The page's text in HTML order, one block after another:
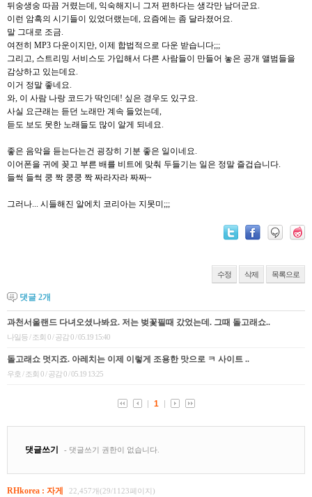
뒤숭생숭 따끔 거렸는데, 익숙해지니 그저 편하다는 생각만 남더군요.
이런 암흑의 시기들이 있었더랬는데, 요즘에는 좀 달라졌어요.
말 그대로 조금.
여전히 MP3 다운이지만, 이제 합법적으로 다운 받습니다;;;
그리고, 스트리밍 서비스도 가입해서 다른 사람들이 만들어 놓은 공개 앨범들을
감상하고 있는데요.
이거 정말 좋네요.
와, 이 사람 나랑 코드가 딱인데! 싶은 경우도 있구요.
사실 요근래는 듣던 노래만 계속 들었는데,
듣도 보도 못한 노래들도 많이 알게 되네요.
좋은 음악을 듣는다는건 굉장히 기분 좋은 일이네요.
이어폰을 귀에 꽂고 부른 배를 비트에 맞춰 두들기는 일은 정말 즐겁습니다.
들썩 들썩 쿵 짝 쿵쿵 짝 짜라자라 짜짜~
그러나... 시들해진 알에치 코리아는 지못미;;;
수정 삭제 목록으로
댓글 2개
RHkorea : 자게 22,457개(29/1123페이지)